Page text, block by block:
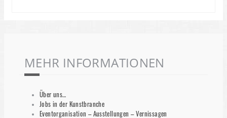
MEHR INFORMATIONEN
Über uns…
Jobs in der Kunstbranche
Eventorganisation – Ausstellungen – Vernissagen